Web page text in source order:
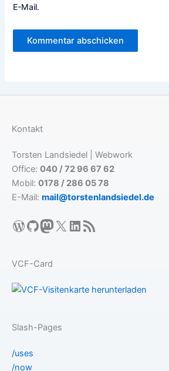
E-Mail.
Kontakt
Torsten Landsiedel | Webwork
Office: 040 / 72 96 67 62
Mobil: 0178 / 286 05 78
E-Mail: mail@torstenlandsiedel.de
WordPress
GitHub
Mastodon
X LinkedIn
RSS-Feed
VCF-Card
Slash-Pages
/uses
/now